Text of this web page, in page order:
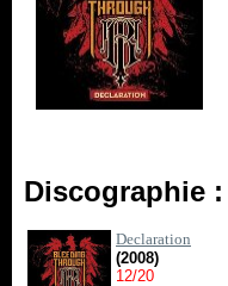
Discographie :
Declaration
(2008)
12/20